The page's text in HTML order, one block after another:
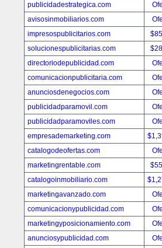
publicidadestrategica.com
avisosinmobiliarios.com
impresospublicitarios.com
solucionespublicitarias.com
directoriodepublicidad.com
comunicacionpublicitaria.com
anunciosdenegocios.com
publicidadparamovil.com
publicidadparamoviles.com
empresademarketing.com
catalogodeofertas.com
marketingrentable.com
catalogoinmobiliario.com
marketingavanzado.com
comunicacionypublicidad.com
marketingyposicionamiento.com
anunciosypublicidad.com